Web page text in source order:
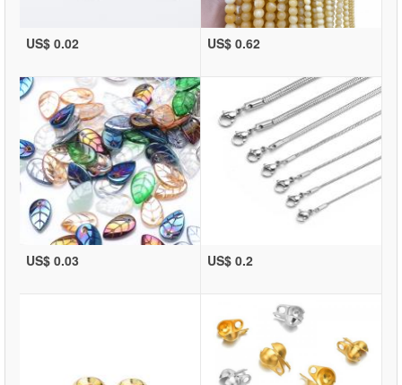
US$ 0.02 US$ 0.62
US$ 0.03 US$ 0.2